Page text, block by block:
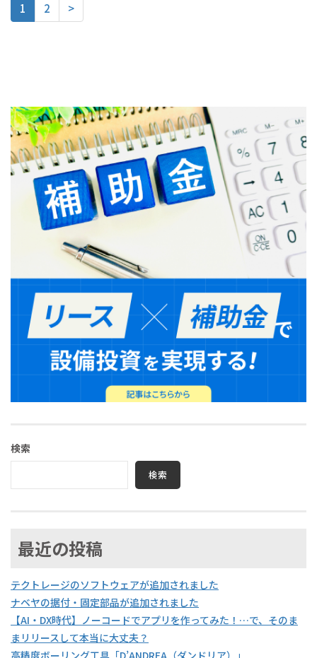
1 2 >
検索
検索
最近の投稿
テクトレージのソフトウェアが追加されました
ナベヤの据付・固定部品が追加されました
【AI・DX時代】ノーコードでアプリを作ってみた！…で、そのま
まリリースして本当に大丈夫？